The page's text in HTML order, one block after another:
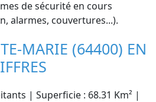
de sécurité en cours
alarmes, couvertures...).
MARIE (64400) EN
| Superficie : 68.31 Km² |